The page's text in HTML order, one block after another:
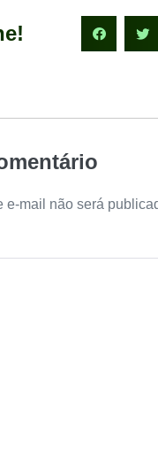
e-mail não será